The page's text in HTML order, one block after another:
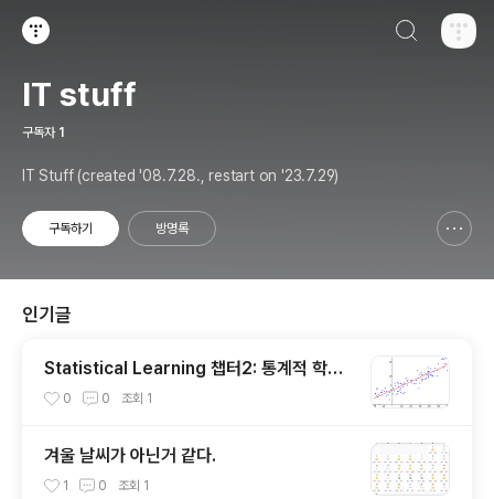
IT stuff
구독자 1
IT Stuff (created '08.7.28., restart on '23.7.29)
구독하기 방명록
인기글
Statistical Learning 챕터2: 통계적 학습
개요 수강노트(강의수강 진행: 8%)
0 0 조회 1
겨울 날씨가 아닌거 같다.
1 0 조회 1